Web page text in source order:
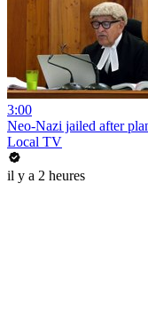
3:00
Neo-Nazi jailed after
Local TV
il y a 2 heures